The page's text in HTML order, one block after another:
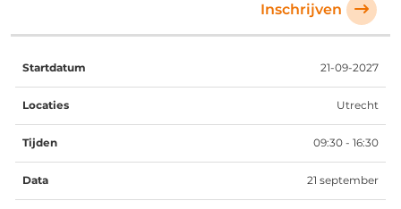
Inschrijven
21-09-2027
Utrecht
09:30 - 16:30
21 september